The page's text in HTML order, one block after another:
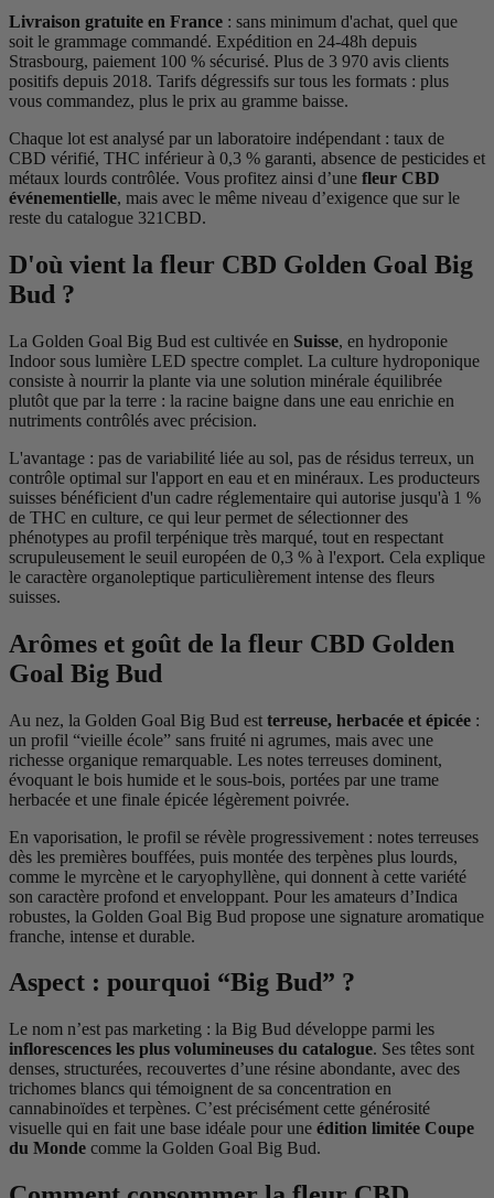
Livraison gratuite en France : sans minimum d'achat, quel que
soit le grammage commandé. Expédition en 24-48h depuis
Strasbourg, paiement 100 % sécurisé. Plus de 3 970 avis clients
positifs depuis 2018. Tarifs dégressifs sur tous les formats : plus
vous commandez, plus le prix au gramme baisse.
Chaque lot est analysé par un laboratoire indépendant : taux de
CBD vérifié, THC inférieur à 0,3 % garanti, absence de pesticides et
métaux lourds contrôlée. Vous profitez ainsi d’une fleur CBD
événementielle, mais avec le même niveau d’exigence que sur le
reste du catalogue 321CBD.
D'où vient la fleur CBD Golden Goal Big
Bud ?
La Golden Goal Big Bud est cultivée en Suisse, en hydroponie
Indoor sous lumière LED spectre complet. La culture hydroponique
consiste à nourrir la plante via une solution minérale équilibrée
plutôt que par la terre : la racine baigne dans une eau enrichie en
nutriments contrôlés avec précision.
L'avantage : pas de variabilité liée au sol, pas de résidus terreux, un
contrôle optimal sur l'apport en eau et en minéraux. Les producteurs
suisses bénéficient d'un cadre réglementaire qui autorise jusqu'à 1 %
de THC en culture, ce qui leur permet de sélectionner des
phénotypes au profil terpénique très marqué, tout en respectant
scrupuleusement le seuil européen de 0,3 % à l'export. Cela explique
le caractère organoleptique particulièrement intense des fleurs
suisses.
Arômes et goût de la fleur CBD Golden
Goal Big Bud
Au nez, la Golden Goal Big Bud est terreuse, herbacée et épicée :
un profil “vieille école” sans fruité ni agrumes, mais avec une
richesse organique remarquable. Les notes terreuses dominent,
évoquant le bois humide et le sous-bois, portées par une trame
herbacée et une finale épicée légèrement poivrée.
En vaporisation, le profil se révèle progressivement : notes terreuses
dès les premières bouffées, puis montée des terpènes plus lourds,
comme le myrcène et le caryophyllène, qui donnent à cette variété
son caractère profond et enveloppant. Pour les amateurs d’Indica
robustes, la Golden Goal Big Bud propose une signature aromatique
franche, intense et durable.
Aspect : pourquoi “Big Bud” ?
Le nom n’est pas marketing : la Big Bud développe parmi les
inflorescences les plus volumineuses du catalogue. Ses têtes sont
denses, structurées, recouvertes d’une résine abondante, avec des
trichomes blancs qui témoignent de sa concentration en
cannabinoïdes et terpènes. C’est précisément cette générosité
visuelle qui en fait une base idéale pour une édition limitée Coupe
du Monde comme la Golden Goal Big Bud.